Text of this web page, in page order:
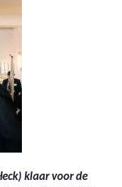
klaar voor de